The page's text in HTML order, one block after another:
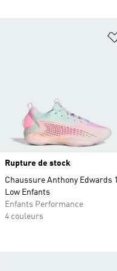
Rupture de stock
Chaussure Anthony Edwards 1
Low Enfants
Enfants Performance
4 couleurs